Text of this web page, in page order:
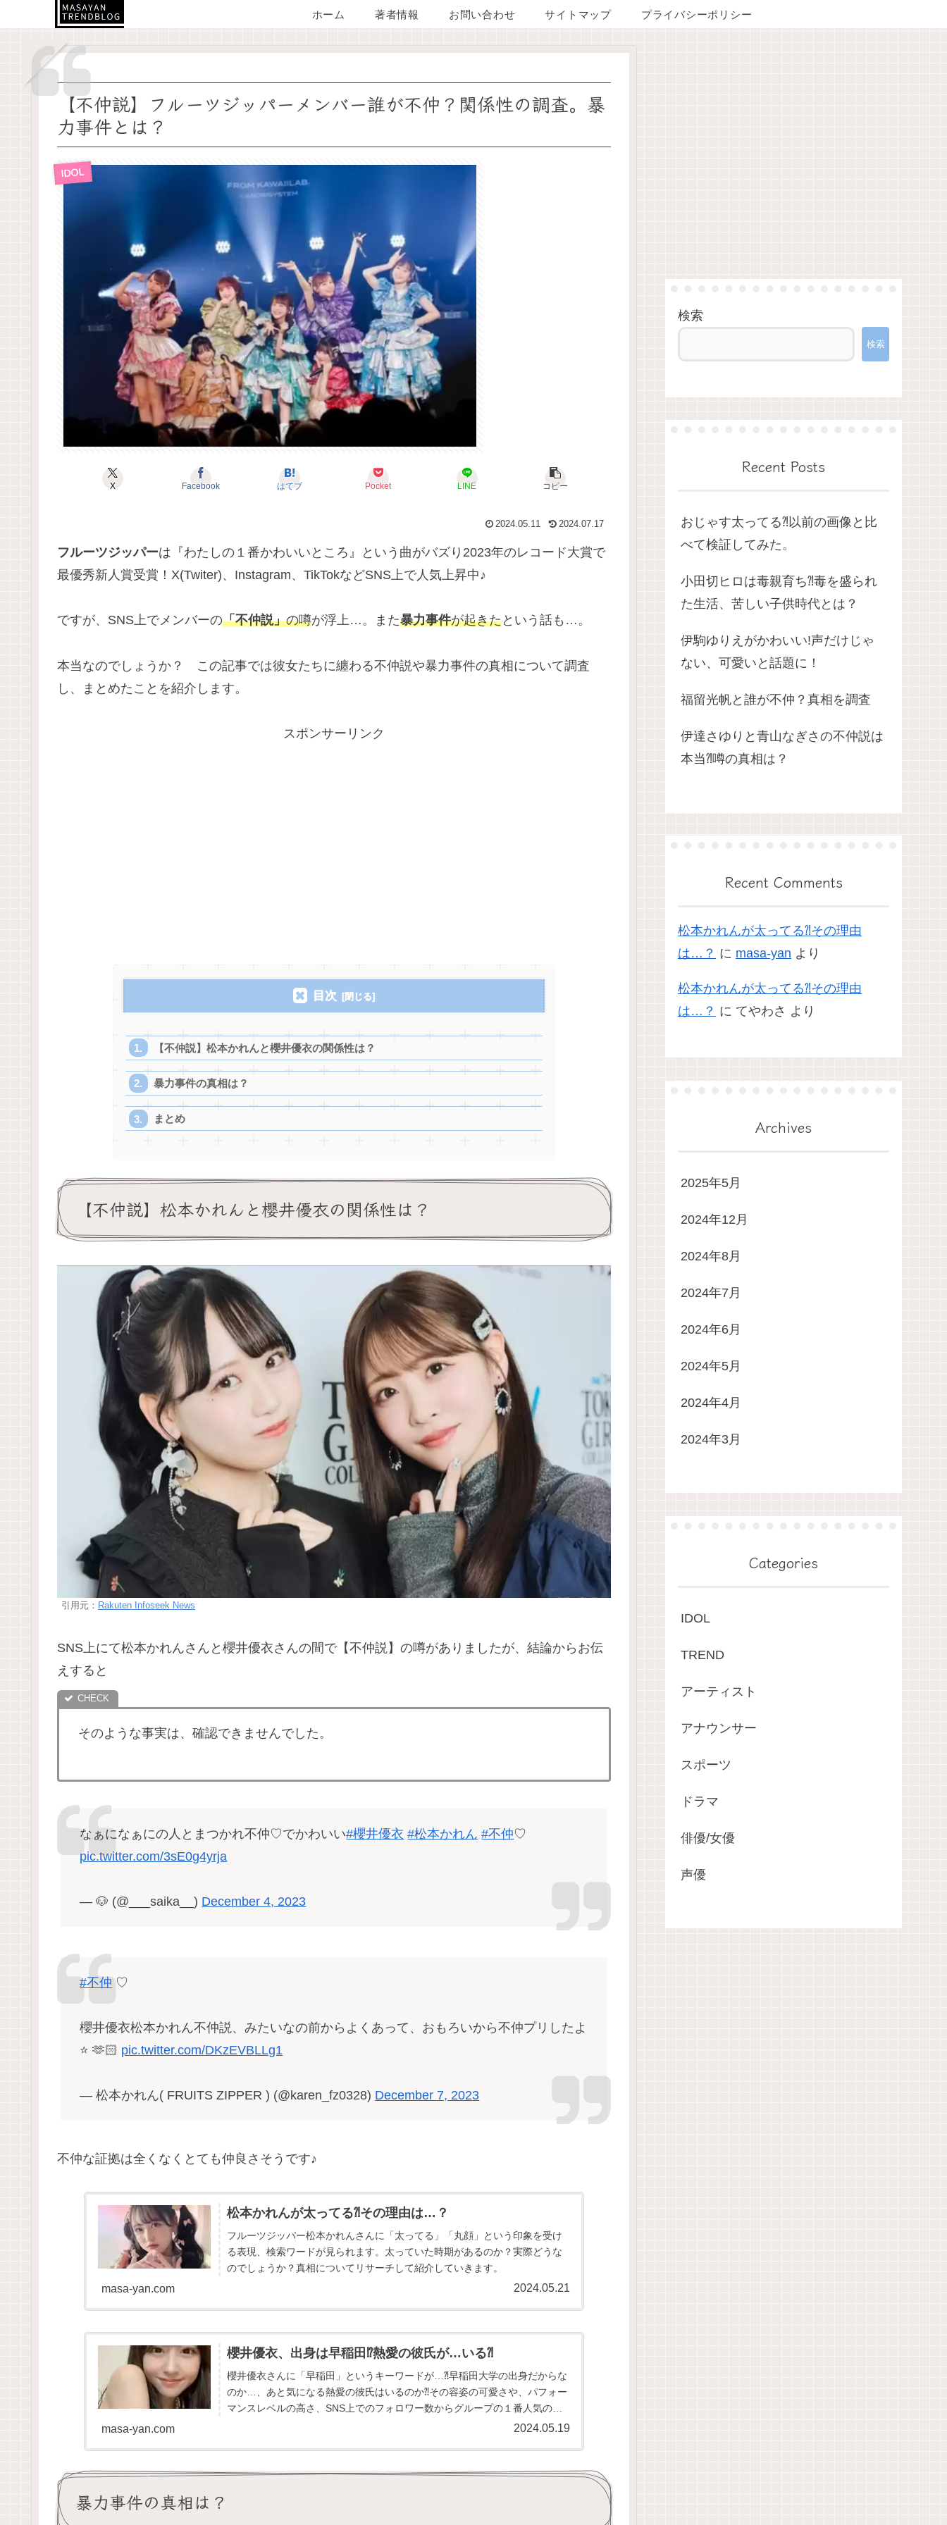
ホーム 著者情報 お問い合わせ サイトマップ プライバシーポリシー
【不仲説】フルーツジッパーメンバー誰が不仲？関係性の調査。暴
力事件とは？
IDOL
X Facebook はてブ Pocket LINE コピー
2024.05.11 2024.07.17
フルーツジッパーは『わたしの１番かわいいところ』という曲がバズり2023年のレコード大賞で
最優秀新人賞受賞！X(Twiter)、Instagram、TikTokなどSNS上で人気上昇中♪
ですが、SNS上でメンバーの「不仲説」の噂が浮上…。また暴力事件が起きたという話も…。
本当なのでしょうか？ この記事では彼女たちに纏わる不仲説や暴力事件の真相について調査
し、まとめたことを紹介します。
スポンサーリンク
目次
【不仲説】松本かれんと櫻井優衣の関係性は？
暴力事件の真相は？
まとめ
【不仲説】松本かれんと櫻井優衣の関係性は？
引用元： Rakuten Infoseek News
SNS上にて松本かれんさんと櫻井優衣さんの間で【不仲説】の噂がありましたが、結論からお伝
えすると
そのような事実は、確認できませんでした。
なぁになぁにの人とまつかれ不仲♡でかわいい#櫻井優衣 #松本かれん #不仲♡
pic.twitter.com/3sE0g4yrja
— 🐶 (@___saika__) December 4, 2023
#不仲♡
櫻井優衣松本かれん不仲説、みたいなの前からよくあって、おもろいから不仲プリしたよ
⭐️ 🫶🏻 pic.twitter.com/DKzEVBLLg1
— 松本かれん( FRUITS ZIPPER ) (@karen_fz0328) December 7, 2023
不仲な証拠は全くなくとても仲良さそうです♪
松本かれんが太ってる⁈その理由は…？
フルーツジッパー松本かれんさんに「太ってる」「丸顔」という印象を受け
る表現、検索ワードが見られます。太っていた時期があるのか？実際どうな
のでしょうか？真相についてリサーチして紹介していきます。
masa-yan.com 2024.05.21
櫻井優衣、出身は早稲田⁉熱愛の彼氏が…いる⁈
櫻井優衣さんに「早稲田」というキーワードが…⁈早稲田大学の出身だからな
のか…、あと気になる熱愛の彼氏はいるのか⁈その容姿の可愛さや、パフォー
マンスレベルの高さ、SNS上でのフォロワー数からグループの１番人気の存
masa-yan.com 2024.05.19
暴力事件の真相は？
検索
検索
Recent Posts
おじゃす太ってる⁈以前の画像と比
べて検証してみた。
小田切ヒロは毒親育ち⁈毒を盛られ
た生活、苦しい子供時代とは？
伊駒ゆりえがかわいい!声だけじゃ
ない、可愛いと話題に！
福留光帆と誰が不仲？真相を調査
伊達さゆりと青山なぎさの不仲説は
本当⁈噂の真相は？
Recent Comments
松本かれんが太ってる⁈その理由
は…？ に masa-yan より
松本かれんが太ってる⁈その理由
は…？ に てやわさ より
Archives
2025年5月
2024年12月
2024年8月
2024年7月
2024年6月
2024年5月
2024年4月
2024年3月
Categories
IDOL
TREND
アーティスト
アナウンサー
スポーツ
ドラマ
俳優/女優
声優